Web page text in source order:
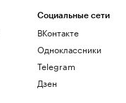
Социальные сети
ВКонтакте
Одноклассники
Telegram
Дзен